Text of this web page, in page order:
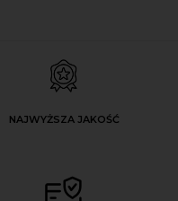
NAJWYŻSZA JAKOŚĆ